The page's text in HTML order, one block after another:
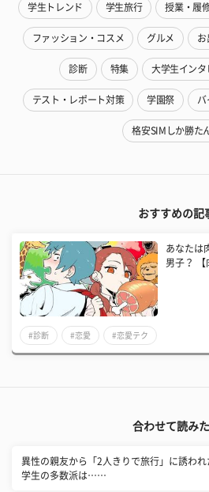
学生トレンド 学生旅行 授業・履
ファッション・コスメ グルメ お
診断 特集 大学生インタ
テスト・レポート対策 学園祭 バ
格安SIMしか勝た
おすすめの記
あなたは
男子？ 【
#診断 #恋愛 #恋愛テク
合わせて読み
異性の親友から「2人きりで旅行」に誘わ
学生の多数派は……